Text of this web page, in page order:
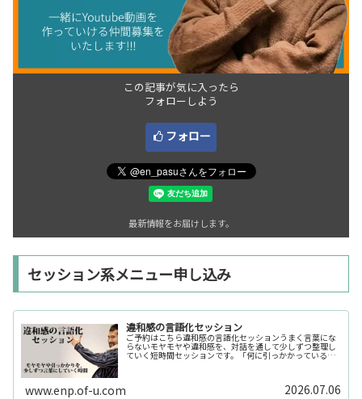
この記事が気に入ったら
フォローしよう
フォロー
最新情報をお届けします。
セッション系メニュー申し込み
違和感の言語化セッション
ご予約はこちら違和感の言語化セッションうまく言葉にな
らないモヤモヤや違和感を、対話を通して少しずつ整理し
ていく短時間セッションです。「何に引っかかっているの
www.enp.of-u.com 2026.07.06